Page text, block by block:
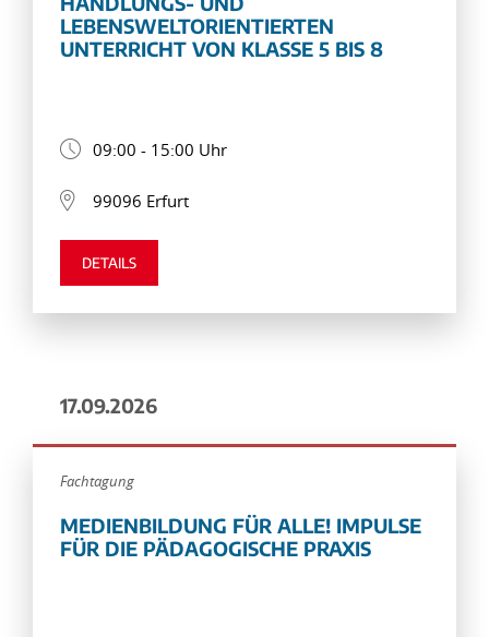
LEBENSWELTORIENTIERTEN
UNTERRICHT VON KLASSE 5 BIS 8
09:00 - 15:00 Uhr
99096 Erfurt
DETAILS
17.09.2026
Fachtagung
MEDIENBILDUNG FÜR ALLE! IMPULSE
FÜR DIE PÄDAGOGISCHE PRAXIS